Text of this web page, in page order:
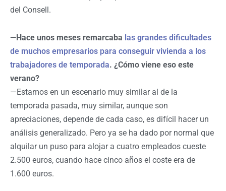
del Consell.
—Hace unos meses remarcaba las grandes dificultades
de muchos empresarios para conseguir vivienda a los
trabajadores de temporada. ¿Cómo viene eso este
verano?
—Estamos en un escenario muy similar al de la
temporada pasada, muy similar, aunque son
apreciaciones, depende de cada caso, es difícil hacer un
análisis generalizado. Pero ya se ha dado por normal que
alquilar un puso para alojar a cuatro empleados cueste
2.500 euros, cuando hace cinco años el coste era de
1.600 euros.